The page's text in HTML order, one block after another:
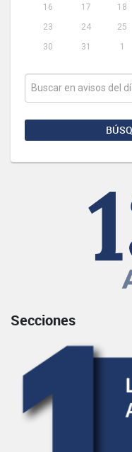
16
17 18
23
24 25
30
31 1
Secciones